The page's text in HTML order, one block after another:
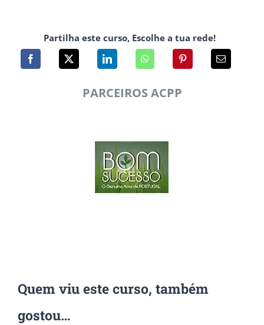
Partilha este curso, Escolhe a tua rede!
PARCEIROS ACPP
Quem viu este curso, também
gostou…